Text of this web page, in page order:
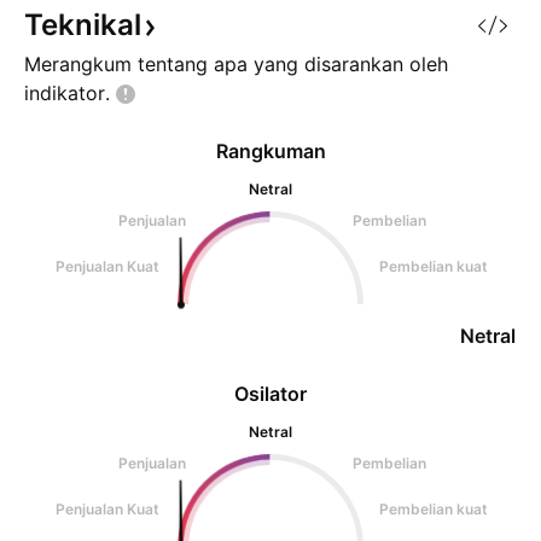
merah pekat (very stro
kekuatan
Teknikal
Merangkum tentang apa yang disarankan oleh
indikator.
Osilator
Netral
Penjualan
Pembelian
Penjualan Kuat Pembelian kuat
Rangkuman
Netral
Penjualan
Pembelian
Penjualan Kuat Pembelian kuat
Netral